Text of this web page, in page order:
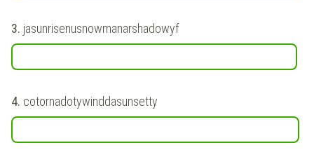
3. jasunrisenusnowmanarshadowyf
4. cotornadotywinddasunsetty